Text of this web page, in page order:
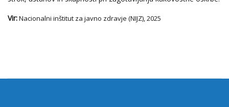
Vir:Nacionalni inštitut za javno zdravje (NIJZ), 2025